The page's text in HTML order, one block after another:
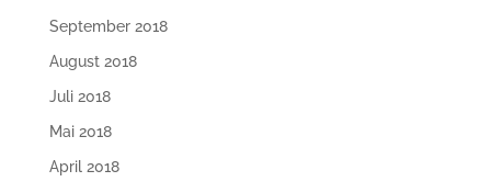
September 2018
August 2018
Juli 2018
Mai 2018
April 2018